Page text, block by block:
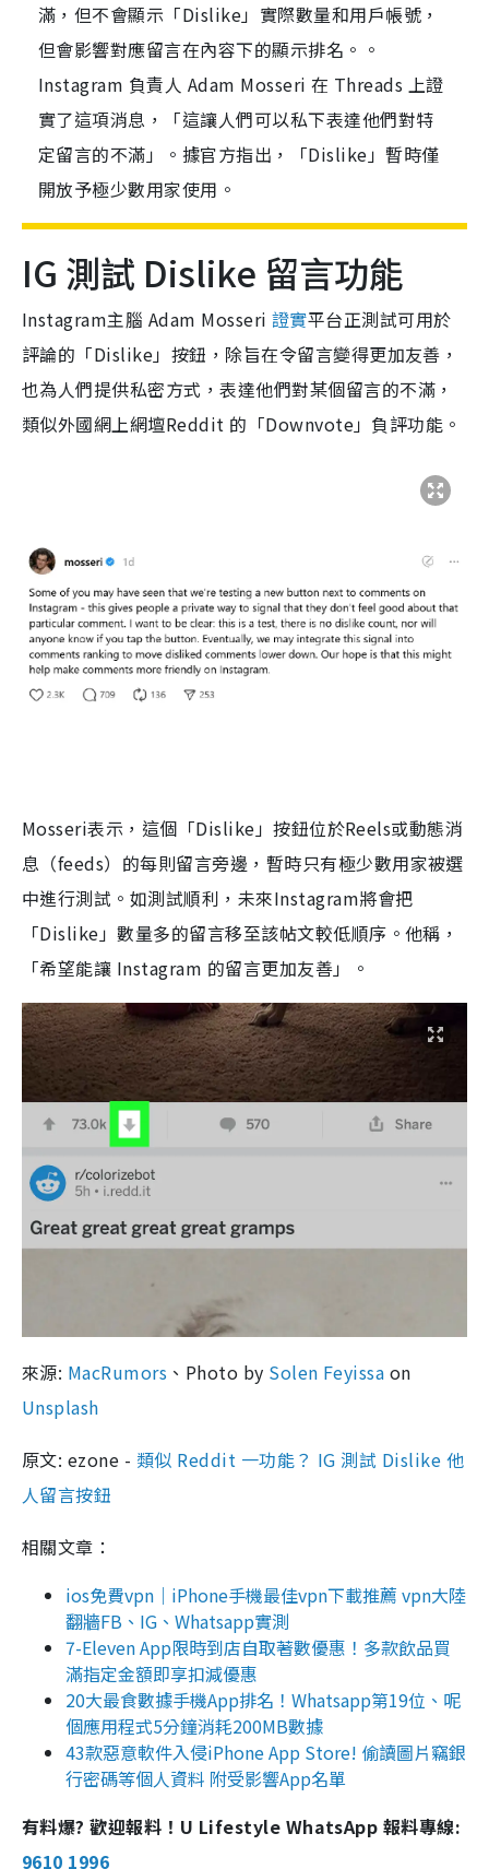
滿，但不會顯示「Dislike」實際數量和用戶帳號，
但會影響對應留言在內容下的顯示排名。。
Instagram 負責人 Adam Mosseri 在 Threads 上證
實了這項消息，「這讓人們可以私下表達他們對特
定留言的不滿」。據官方指出，「Dislike」暫時僅
開放予極少數用家使用。
IG 測試 Dislike 留言功能
Instagram主腦 Adam Mosseri 證實平台正測試可用於
評論的「Dislike」按鈕，除旨在令留言變得更加友善，
也為人們提供私密方式，表達他們對某個留言的不滿，
類似外國網上網壇Reddit 的「Downvote」負評功能。
Mosseri表示，這個「Dislike」按鈕位於Reels或動態消
息（feeds）的每則留言旁邊，暫時只有極少數用家被選
中進行測試。如測試順利，未來Instagram將會把
「Dislike」數量多的留言移至該帖文較低順序。他稱，
「希望能讓 Instagram 的留言更加友善」。
來源: MacRumors 、Photo by Solen Feyissa on
Unsplash
原文: ezone - 類似 Reddit 一功能？ IG 測試 Dislike 他
人留言按鈕
相關文章：
ios免費vpn｜iPhone手機最佳vpn下載推薦 vpn大陸
翻牆FB、IG、Whatsapp實測
7-Eleven App限時到店自取著數優惠！多款飲品買
滿指定金額即享扣減優惠
20大最食數據手機App排名！Whatsapp第19位、呢
個應用程式5分鐘消耗200MB數據
43款惡意軟件入侵iPhone App Store! 偷讀圖片竊銀
行密碼等個人資料 附受影響App名單
有料爆? 歡迎報料！U Lifestyle WhatsApp 報料專線:
9610 1996